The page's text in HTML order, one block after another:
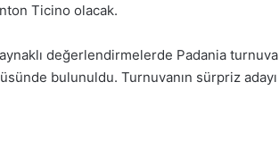
Ticino olacak.
kaynaklı değerlendirmelerde Padania
bulunuldu. Turnuvanın sürpriz